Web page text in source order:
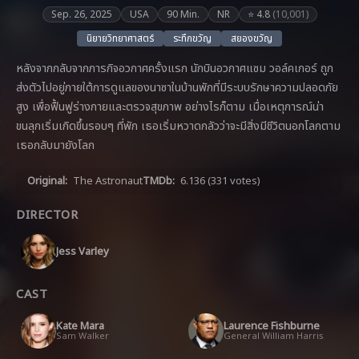
Sep. 26, 2025 USA 90 Min. NR ⭐ 4.8 (10,001)
นิยายวิทยาศาสตร์
ระทึกขวัญ สยองขวัญ
หลังจากกลับจากภารกิจอวกาศครั้งแรก นักบินอวกาศแซม วอล์คเกอร์ ถูก
ส่งตัวไปอยู่ภายใต้การดูแลของนาซาในบ้านพักที่มีระบบรักษาความปลอดภัย
สูง เพื่อฟื้นฟูร่างกายและตรวจสุขภาพ อย่างไรก็ตาม เมื่อเหตุการณ์น่า
ขนลุกเริ่มเกิดขึ้นรอบๆ ที่พัก เธอเริ่มหวาดกลัวว่าจะมีสิ่งมีชีวิตนอกโลกตาม
เธอกลับมายังโลก
Original: The AstronautTMDb: 6.136 (331 votes)
DIRECTOR
Jess Varley
CAST
Kate Mara
Sam Walker
Laurence Fishburne
General William Harris